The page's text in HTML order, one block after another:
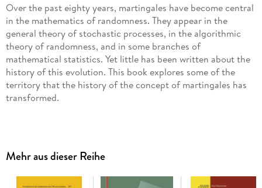
Over the past eighty years, martingales have become central
in the mathematics of randomness. They appear in the
general theory of stochastic processes, in the algorithmic
theory of randomness, and in some branches of
mathematical statistics. Yet little has been written about the
history of this evolution. This book explores some of the
territory that the history of the concept of martingales has
transformed.
find traces of martingale thinking at the very beginning of
probability theory, because this theory was related to
Mehr aus dieser Reihe